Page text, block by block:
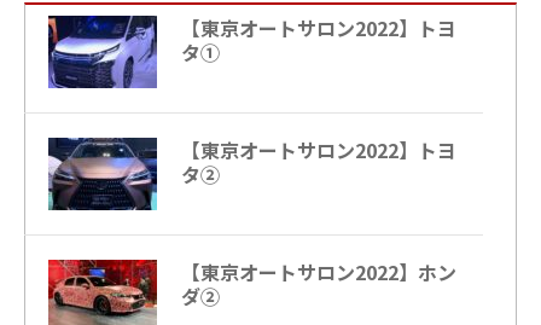
【東京オートサロン2022】トヨ
タ①
【東京オートサロン2022】トヨ
タ②
【東京オートサロン2022】ホン
ダ②